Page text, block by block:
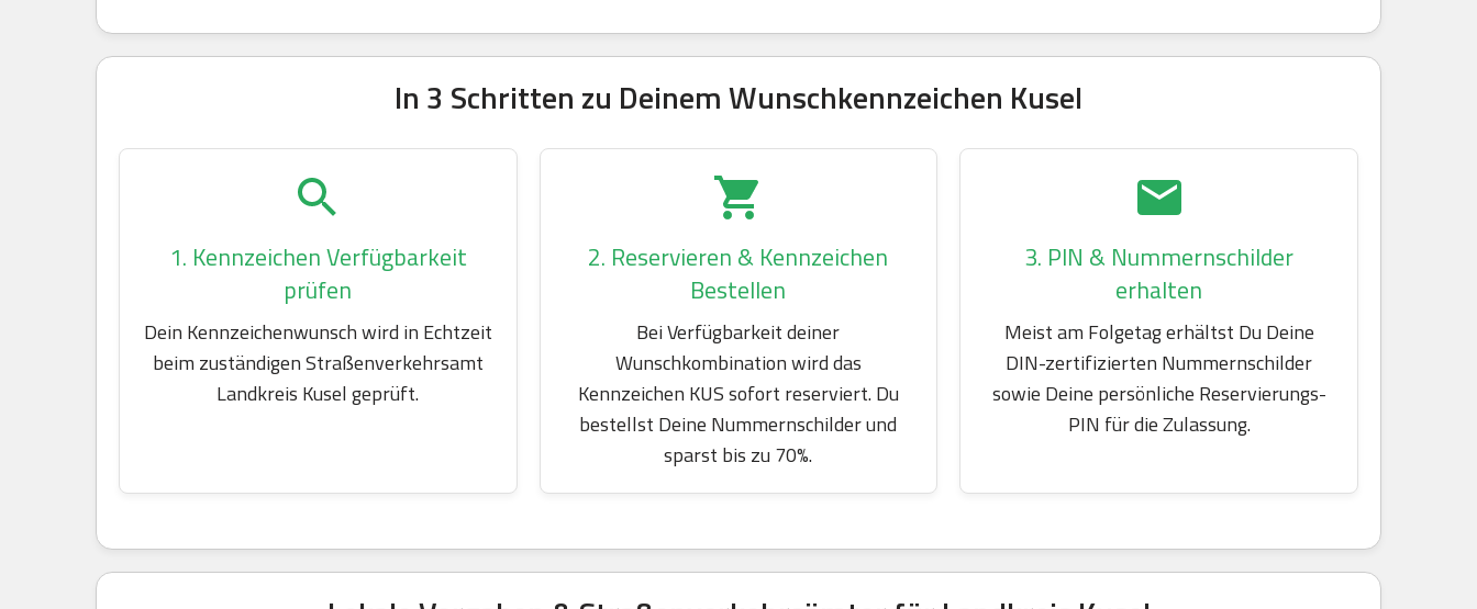
In 3 Schritten zu Deinem Wunschkennzeichen Kusel
1. Kennzeichen Verfügbarkeit
prüfen
Dein Kennzeichenwunsch wird in Echtzeit
beim zuständigen Straßenverkehrsamt
Landkreis Kusel geprüft.
2. Reservieren & Kennzeichen
Bestellen
Bei Verfügbarkeit deiner
Wunschkombination wird das
Kennzeichen KUS sofort reserviert. Du
bestellst Deine Nummernschilder und
sparst bis zu 70%.
3. PIN & Nummernschilder
erhalten
Meist am Folgetag erhältst Du Deine
DIN-zertifizierten Nummernschilder
sowie Deine persönliche Reservierungs-
PIN für die Zulassung.